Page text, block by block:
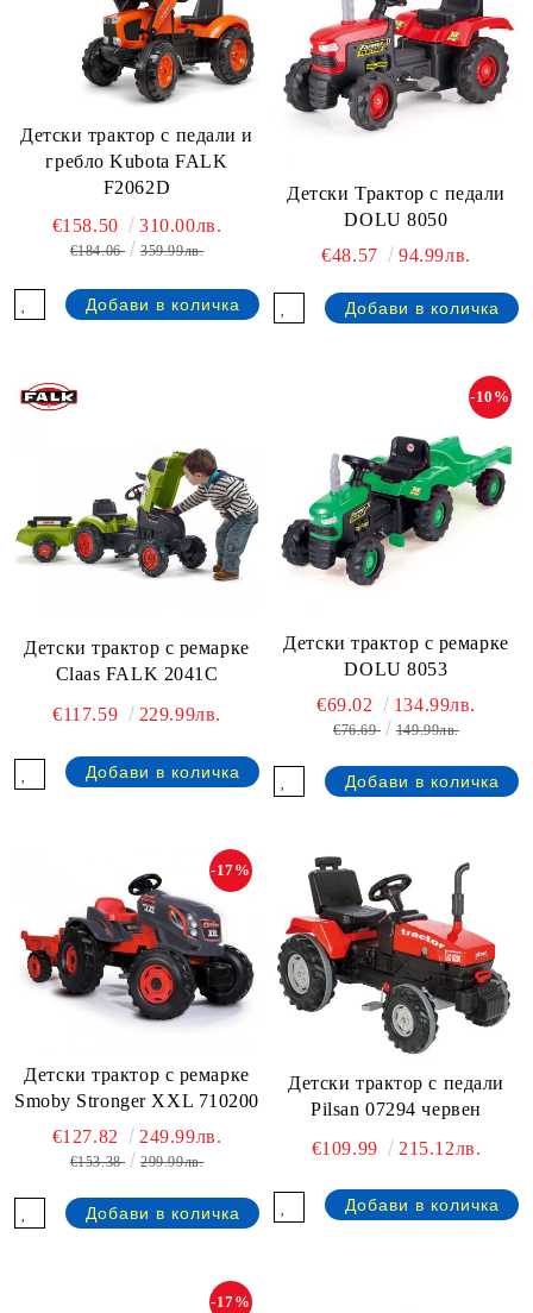
Детски трактор с педали и
гребло Kubota FALK
F2062D
€158.50
310.00лв.
€184.06 359.99лв.
Детски Трактор с педали
DOLU 8050
€48.57
94.99лв.
Детски трактор с ремарке
Claas FALK 2041C
€117.59
229.99лв.
Детски трактор с ремарке
DOLU 8053
-10%
€69.02 134.99лв.
€76.69 149.99лв.
Детски трактор с ремарке
Smoby Stronger XXL 710200
-17%
€127.82 249.99лв.
€153.38 299.99лв.
Детски трактор с педали
Pilsan 07294 червен
€109.99
215.12лв.
-17%